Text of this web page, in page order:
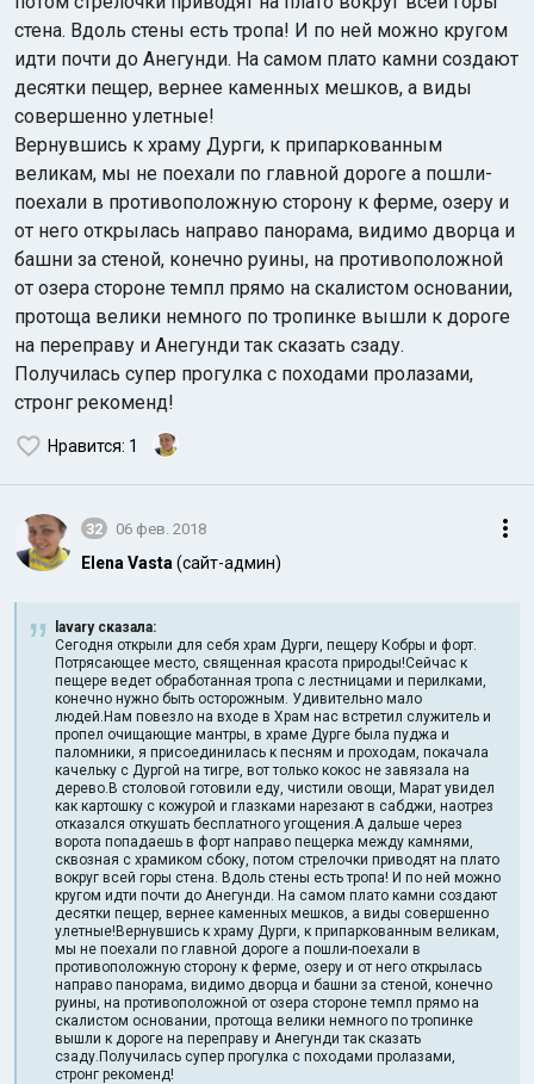
стена. Вдоль стены есть тропа! И по ней можно кругом
идти почти до Анегунди. На самом плато камни создают
десятки пещер, вернее каменных мешков, а виды
совершенно улетные!
Вернувшись к храму Дурги, к припаркованным
великам, мы не поехали по главной дороге а пошли-
поехали в противоположную сторону к ферме, озеру и
от него открылась направо панорама, видимо дворца и
башни за стеной, конечно руины, на противоположной
от озера стороне темпл прямо на скалистом основании,
протоща велики немного по тропинке вышли к дороге
на переправу и Анегунди так сказать сзаду.
Получилась супер прогулка с походами пролазами,
стронг рекоменд!
Нравится: 1
32 06 фев. 2018
Elena Vasta (сайт-админ)
lavary сказала:
Сегодня открыли для себя храм Дурги, пещеру Кобры и форт.
Потрясающее место, священная красота природы!Сейчас к
пещере ведет обработанная тропа с лестницами и перилками,
конечно нужно быть осторожным. Удивительно мало
людей.Нам повезло на входе в Храм нас встретил служитель и
пропел очищающие мантры, в храме Дурге была пуджа и
паломники, я присоединилась к песням и проходам, покачала
качельку с Дургой на тигре, вот только кокос не завязала на
дерево.В столовой готовили еду, чистили овощи, Марат увидел
как картошку с кожурой и глазками нарезают в сабджи, наотрез
отказался откушать бесплатного угощения.А дальше через
ворота попадаешь в форт направо пещерка между камнями,
сквозная с храмиком сбоку, потом стрелочки приводят на плато
вокруг всей горы стена. Вдоль стены есть тропа! И по ней можно
кругом идти почти до Анегунди. На самом плато камни создают
десятки пещер, вернее каменных мешков, а виды совершенно
улетные!Вернувшись к храму Дурги, к припаркованным великам,
мы не поехали по главной дороге а пошли-поехали в
противоположную сторону к ферме, озеру и от него открылась
направо панорама, видимо дворца и башни за стеной, конечно
руины, на противоположной от озера стороне темпл прямо на
скалистом основании, протоща велики немного по тропинке
вышли к дороге на переправу и Анегунди так сказать
сзаду.Получилась супер прогулка с походами пролазами,
стронг рекоменд!